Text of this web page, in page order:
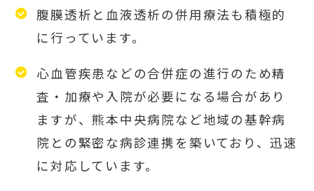
腹膜透析と血液透析の併用療法も積極的
に行っています。
心血管疾患などの合併症の進行のため精
査・加療や入院が必要になる場合があり
ますが、熊本中央病院など地域の基幹病
院との緊密な病診連携を築いており、迅速
に対応しています。